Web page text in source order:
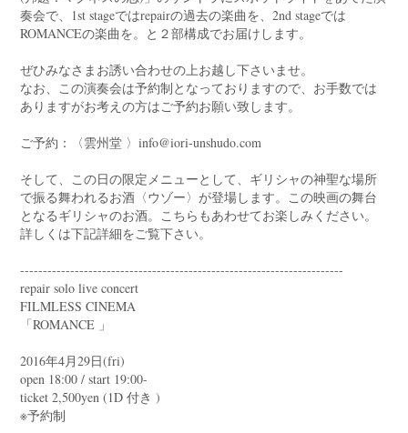
奏会で、1st stageではrepairの過去の楽曲を、2nd stageでは
ROMANCEの楽曲を。と２部構成でお届けします。
ぜひみなさまお誘い合わせの上お越し下さいませ。
なお、この演奏会は予約制となっておりますので、お手数では
ありますがお考えの方はご予約お願い致します。
ご予約：〈雲州堂 〉info@iori-unshudo.com
そして、この日の限定メニューとして、ギリシャの神聖な場所
で振る舞われるお酒〈ウゾー〉が登場します。この映画の舞台
となるギリシャのお酒。こちらもあわせてお楽しみください。
詳しくは下記詳細をご覧下さい。
-----------------------------------------------------------------------
repair solo live concert
FILMLESS CINEMA
「ROMANCE 」
2016年4月29日(fri)
open 18:00 / start 19:00-
ticket 2,500yen (1D 付き )
※予約制